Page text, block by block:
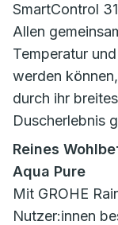
SmartControl
Allen
Temperatur
werden
durch ihr
Duscherlebnis
Reines
Aqua Pure
Mit GROHE
Nutzer:innen